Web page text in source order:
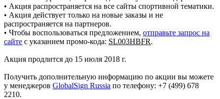
• Акция распространяется на все сайты спортивной тематики.
• Акция действует только на новые заказы и не
распространяется на партнеров.
• Чтобы воспользоваться предложением, отправьте запрос на
сайте с указанием промо-кода: SL003HBFR.
Акция продлится до 15 июля 2018 г.
Получить дополнительную информацию по акции вы можете
у менеджеров GlobalSign Russia по телефону: +7 (499) 678
2210.